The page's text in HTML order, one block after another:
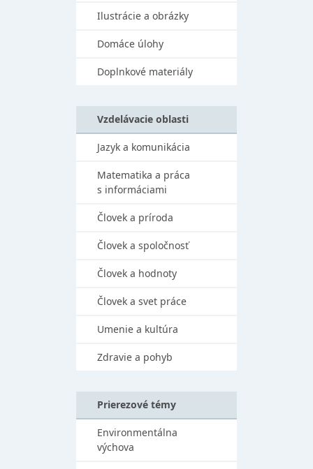
Ilustrácie a obrázky
Domáce úlohy
Doplnkové materiály
Vzdelávacie oblasti
Jazyk a komunikácia
Matematika a práca
s informáciami
Človek a príroda
Človek a spoločnosť
Človek a hodnoty
Človek a svet práce
Umenie a kultúra
Zdravie a pohyb
Prierezové témy
Environmentálna
výchova